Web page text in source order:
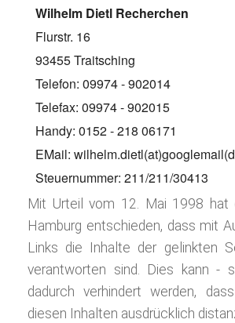
Wilhelm Dietl Recherchen
Flurstr. 16
93455 Traitsching
Telefon: 09974 - 902014
Telefax: 09974 - 902015
Handy: 0152 - 218 06171
EMail:
Steuernummer: 211/211/30413
Mit Urteil vom 12. Mai 1998 hat
Hamburg entschieden, dass mit
Links die Inhalte der gelinkten
verantworten sind. Dies kann -
dadurch verhindert werden,
diesen Inhalten ausdrücklich